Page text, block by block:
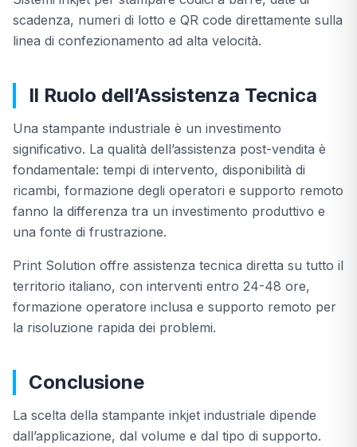
scadenza, numeri di lotto e QR code direttamente sulla
linea di confezionamento ad alta velocità.
Il Ruolo dell’Assistenza Tecnica
Una stampante industriale è un investimento
significativo. La qualità dell’assistenza post-vendita è
fondamentale: tempi di intervento, disponibilità di
ricambi, formazione degli operatori e supporto remoto
fanno la differenza tra un investimento produttivo e
una fonte di frustrazione.
Print Solution offre assistenza tecnica diretta su tutto il
territorio italiano, con interventi entro 24-48 ore,
formazione operatore inclusa e supporto remoto per
la risoluzione rapida dei problemi.
Conclusione
La scelta della stampante inkjet industriale dipende
dall’applicazione, dal volume e dal tipo di supporto.